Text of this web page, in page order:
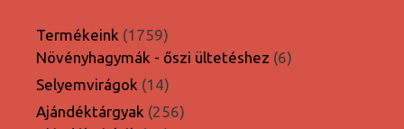
Termékeink 17591759
termék
Növényhagymák - őszi ültetéshez 66
Selyemvirágok 1414
termék
Ajándéktárgyak 256256